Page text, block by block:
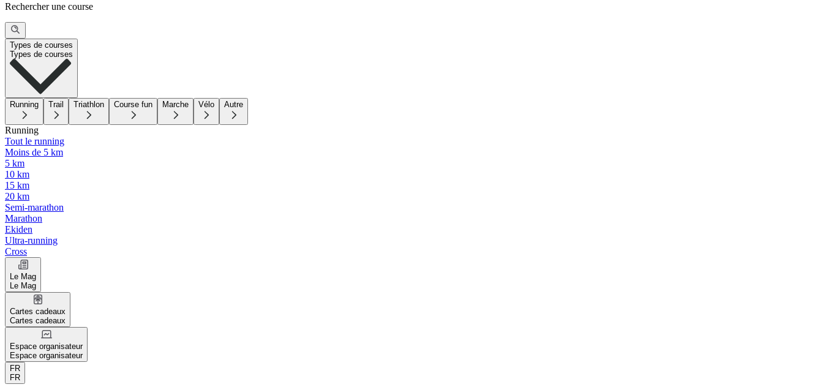
Rechercher une course
Types de courses
Types de courses
Running Trail Triathlon Course fun Marche Vélo Autre
Running
Tout le running
Moins de 5 km
5 km
10 km
15 km
20 km
Semi-marathon
Marathon
Ekiden
Ultra-running
Cross
Le Mag
Le Mag
Cartes cadeaux
Cartes cadeaux
Espace organisateur
Espace organisateur
FR
FR